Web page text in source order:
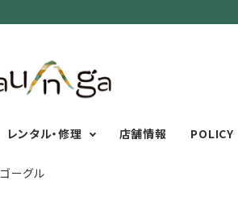
レンタル・修理 店舗情報 POLICY
ーグル